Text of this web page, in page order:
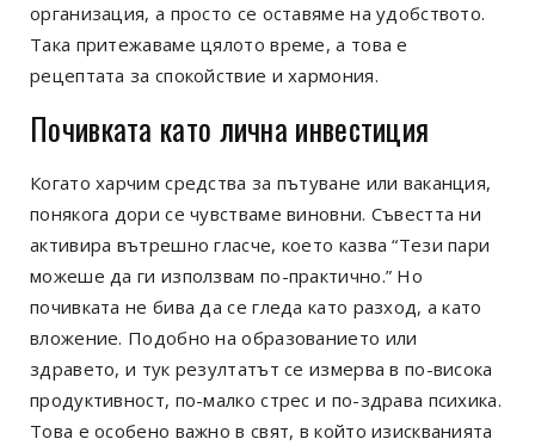
организация, а просто се оставяме на удобството.
Така притежаваме цялото време, а това е
рецептата за спокойствие и хармония.
Почивката като лична инвестиция
Когато харчим средства за пътуване или ваканция,
понякога дори се чувстваме виновни. Съвестта ни
активира вътрешно гласче, което казва “Тези пари
можеше да ги използвам по-практично.” Но
почивката не бива да се гледа като разход, а като
вложение. Подобно на образованието или
здравето, и тук резултатът се измерва в по-висока
продуктивност, по-малко стрес и по-здрава психика.
Това е особено важно в свят, в който изискванията